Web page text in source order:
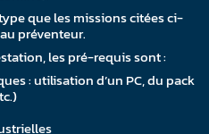
que les missions citées ci-
préventeur.
les pré-requis sont :
: utilisation d’un PC, du pack